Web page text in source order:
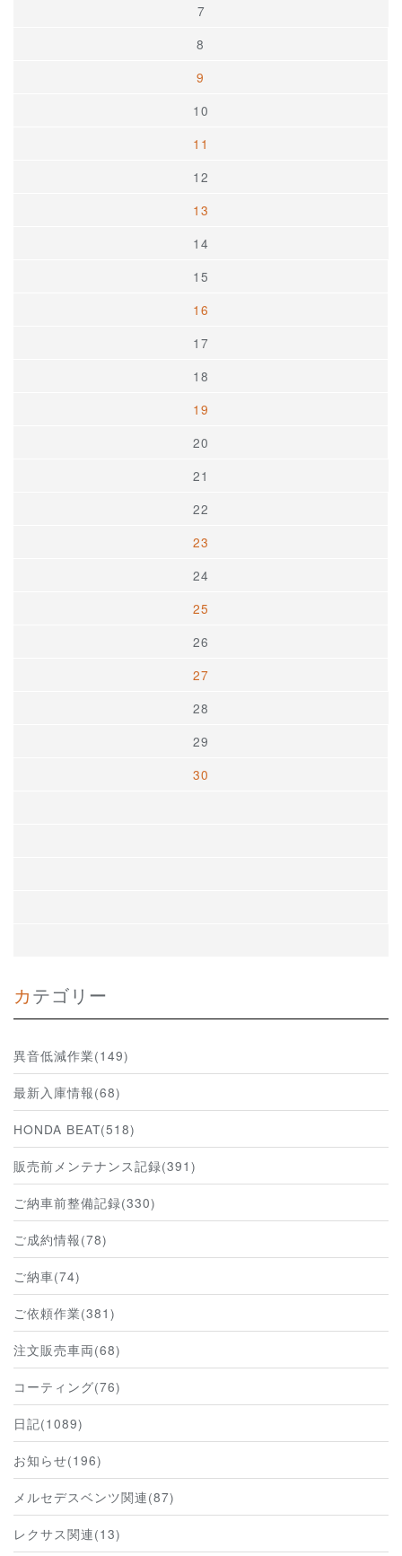
7
8
9
10
11
12
13
14
15
16
17
18
19
20
21
22
23
24
25
26
27
28
29
30
カテゴリー
異音低減作業(149)
最新入庫情報(68)
HONDA BEAT(518)
販売前メンテナンス記録(391)
ご納車前整備記録(330)
ご成約情報(78)
ご納車(74)
ご依頼作業(381)
注文販売車両(68)
コーティング(76)
日記(1089)
お知らせ(196)
メルセデスベンツ関連(87)
レクサス関連(13)